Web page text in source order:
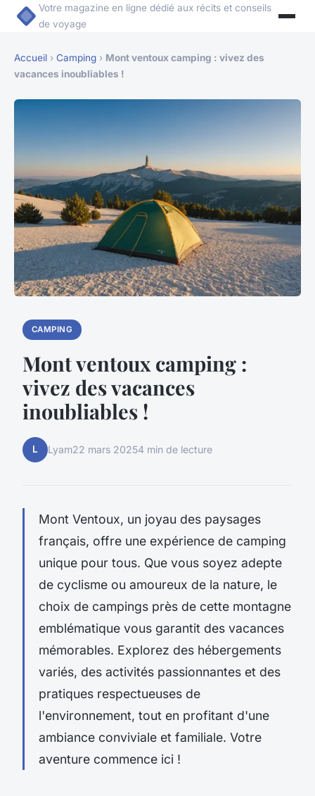
Votre magazine en ligne dédié aux récits et conseils
de voyage
Accueil › Camping › Mont ventoux camping : vivez des
vacances inoubliables !
CAMPING
Mont ventoux camping :
vivez des vacances
inoubliables !
L Lyam22 mars 20254 min de lecture
Mont Ventoux, un joyau des paysages
français, offre une expérience de camping
unique pour tous. Que vous soyez adepte
de cyclisme ou amoureux de la nature, le
choix de campings près de cette montagne
emblématique vous garantit des vacances
mémorables. Explorez des hébergements
variés, des activités passionnantes et des
pratiques respectueuses de
l'environnement, tout en profitant d'une
ambiance conviviale et familiale. Votre
aventure commence ici !